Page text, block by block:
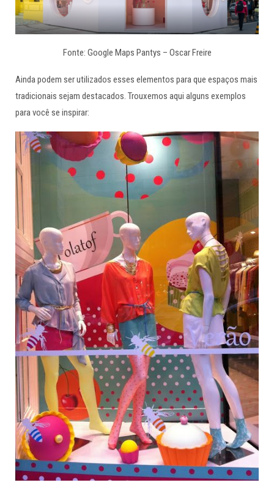
Fonte: Google Maps Pantys – Oscar Freire
Ainda podem ser utilizados esses elementos para que espaços mais
tradicionais sejam destacados. Trouxemos aqui alguns exemplos
para você se inspirar: